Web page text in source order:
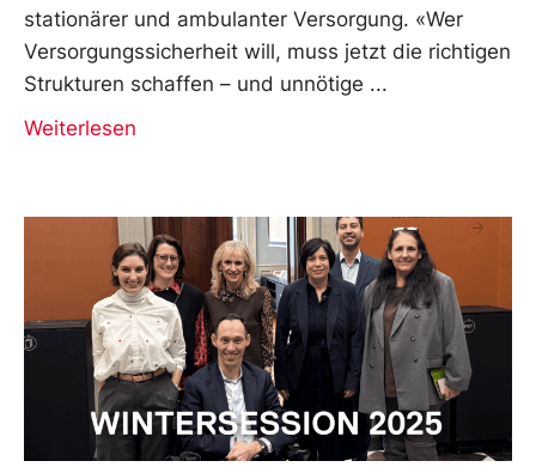
stationärer und ambulanter Versorgung. «Wer
Versorgungssicherheit will, muss jetzt die richtigen
Strukturen schaffen – und unnötige
Weiterlesen